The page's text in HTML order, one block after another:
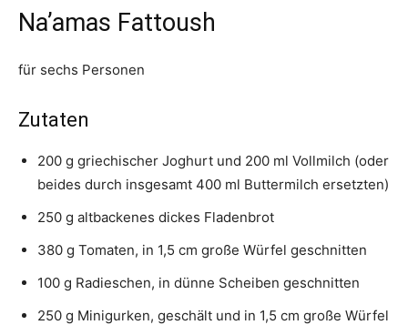
Na’amas Fattoush
für sechs Personen
Zutaten
200 g griechischer Joghurt und 200 ml Vollmilch (oder
beides durch insgesamt 400 ml Buttermilch ersetzten)
250 g altbackenes dickes Fladenbrot
380 g Tomaten, in 1,5 cm große Würfel geschnitten
100 g Radieschen, in dünne Scheiben geschnitten
250 g Minigurken, geschält und in 1,5 cm große Würfel